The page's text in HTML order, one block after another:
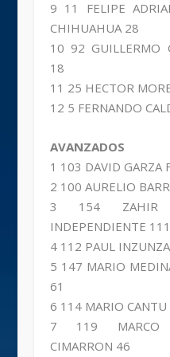
9 11 FELIPE
CHIHUAHUA 28
10 92 GUILLERMO
18
11 25 HECTOR
12 5 FERNANDO
AVANZADOS
1 103 DAVID GARZA
2 100 AURELIO
3 154 ZAHIR
INDEPENDIENTE 111
4 112 PAUL
5 147 MARIO
61
6 114 MARIO CANTU
7 119 MARCO
CIMARRON 46